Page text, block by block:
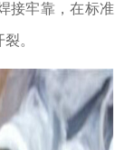
接牢靠，在标准
。